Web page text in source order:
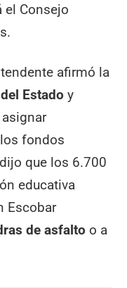
el Consejo
afirmó la
Estado y
fondos
que los 6.700
educativa
Escobar
de asfalto o a